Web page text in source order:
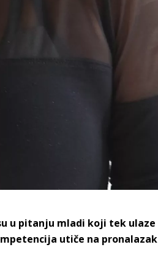
u pitanju mladi koji tek ulaze
utiče na pronalazak